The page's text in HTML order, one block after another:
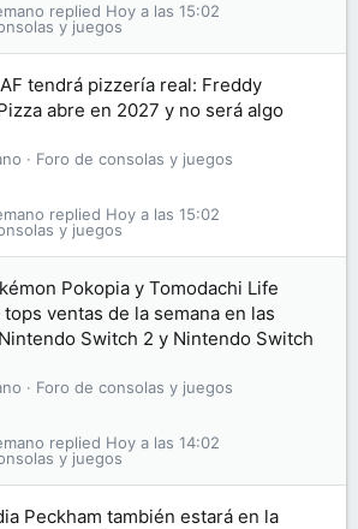
y juegos
Hoy a las 15:02
tendrá pizzería real: Freddy
abre en 2027 y no será algo
Foro de consolas y juegos
y juegos
Hoy a las 15:02
Pokopia y Tomodachi Life
ventas de la semana en las
Switch 2 y Nintendo Switch
Foro de consolas y juegos
y juegos
Hoy a las 14:02
Peckham también estará en la